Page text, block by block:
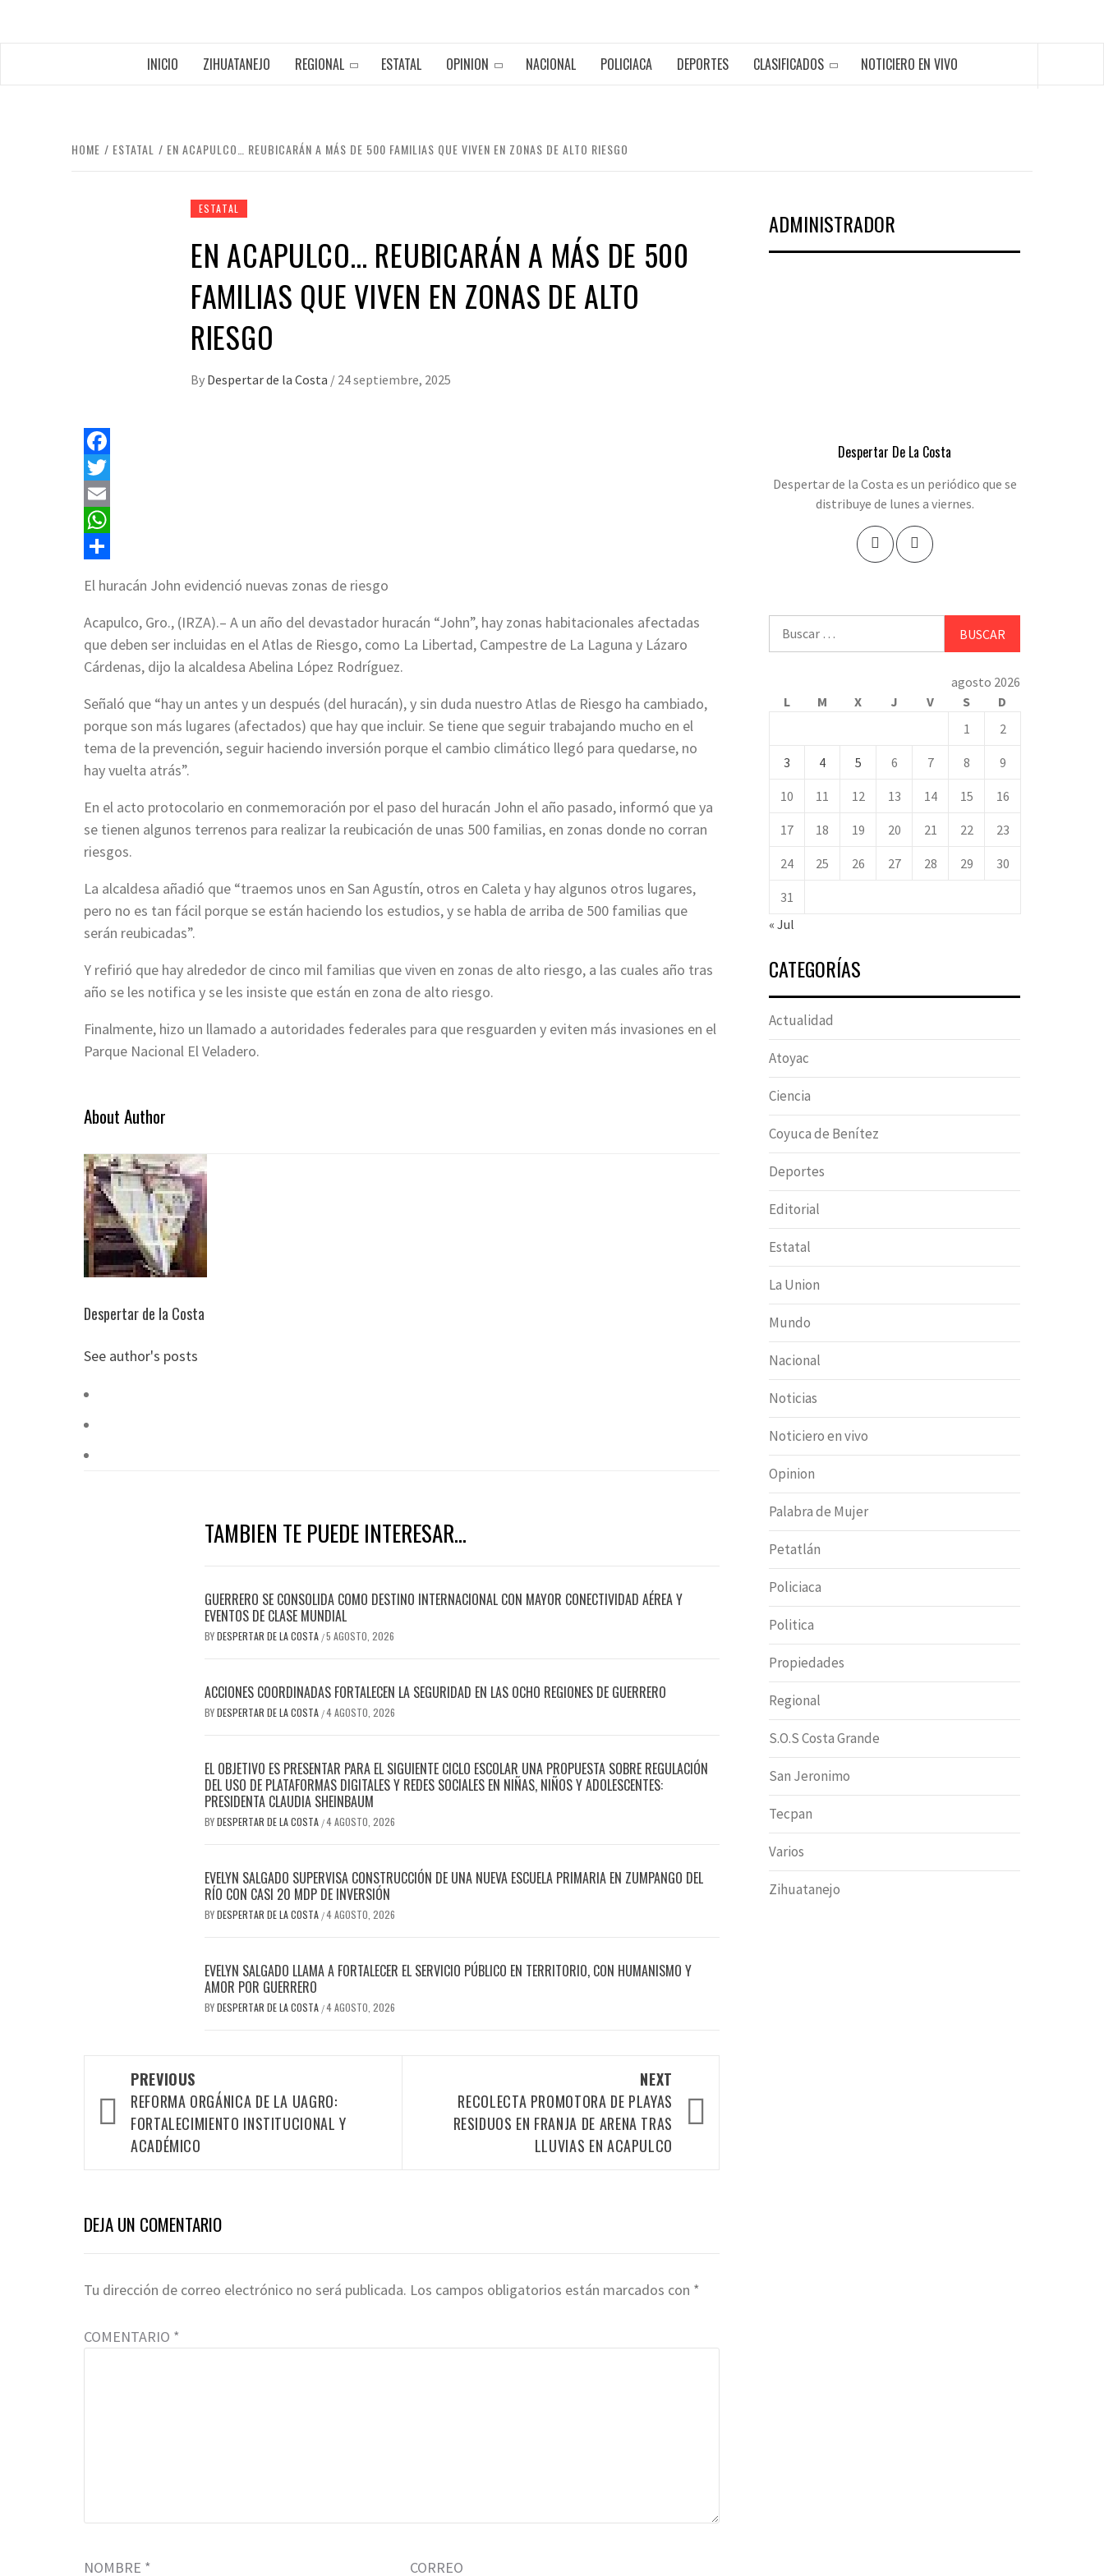
INICIO ZIHUATANEJO REGIONAL ESTATAL OPINION NACIONAL POLICIACA DEPORTES CLASIFICADOS NOTICIERO EN VIVO
HOME ESTATAL EN ACAPULCO… REUBICARÁN A MÁS DE 500 FAMILIAS QUE VIVEN EN ZONAS DE ALTO RIESGO
ESTATAL
EN ACAPULCO… REUBICARÁN A MÁS DE 500
FAMILIAS QUE VIVEN EN ZONAS DE ALTO
RIESGO
By Despertar de la Costa / 24 septiembre, 2025
Facebook
Twitter
Email
WhatsApp
El huracán John evidenció nuevas zonas de riesgo
Acapulco, Gro., (IRZA).– A un año del devastador huracán “John”, hay zonas habitacionales afectadas
que deben ser incluidas en el Atlas de Riesgo, como La Libertad, Campestre de La Laguna y Lázaro
Cárdenas, dijo la alcaldesa Abelina López Rodríguez.
Señaló que “hay un antes y un después (del huracán), y sin duda nuestro Atlas de Riesgo ha cambiado,
porque son más lugares (afectados) que hay que incluir. Se tiene que seguir trabajando mucho en el
tema de la prevención, seguir haciendo inversión porque el cambio climático llegó para quedarse, no
hay vuelta atrás”.
En el acto protocolario en conmemoración por el paso del huracán John el año pasado, informó que ya
se tienen algunos terrenos para realizar la reubicación de unas 500 familias, en zonas donde no corran
riesgos.
La alcaldesa añadió que “traemos unos en San Agustín, otros en Caleta y hay algunos otros lugares,
pero no es tan fácil porque se están haciendo los estudios, y se habla de arriba de 500 familias que
serán reubicadas”.
Y refirió que hay alrededor de cinco mil familias que viven en zonas de alto riesgo, a las cuales año tras
año se les notifica y se les insiste que están en zona de alto riesgo.
Finalmente, hizo un llamado a autoridades federales para que resguarden y eviten más invasiones en el
Parque Nacional El Veladero.
About Author
Despertar de la Costa
See author's posts
TAMBIEN TE PUEDE INTERESAR...
GUERRERO SE CONSOLIDA COMO DESTINO INTERNACIONAL CON MAYOR CONECTIVIDAD AÉREA Y
EVENTOS DE CLASE MUNDIAL
BYDESPERTAR DE LA COSTA /5 AGOSTO, 2026
ACCIONES COORDINADAS FORTALECEN LA SEGURIDAD EN LAS OCHO REGIONES DE GUERRERO
BYDESPERTAR DE LA COSTA /4 AGOSTO, 2026
EL OBJETIVO ES PRESENTAR PARA EL SIGUIENTE CICLO ESCOLAR UNA PROPUESTA SOBRE REGULACIÓN
DEL USO DE PLATAFORMAS DIGITALES Y REDES SOCIALES EN NIÑAS, NIÑOS Y ADOLESCENTES:
PRESIDENTA CLAUDIA SHEINBAUM
BYDESPERTAR DE LA COSTA /4 AGOSTO, 2026
EVELYN SALGADO SUPERVISA CONSTRUCCIÓN DE UNA NUEVA ESCUELA PRIMARIA EN ZUMPANGO DEL
RÍO CON CASI 20 MDP DE INVERSIÓN
BYDESPERTAR DE LA COSTA /4 AGOSTO, 2026
EVELYN SALGADO LLAMA A FORTALECER EL SERVICIO PÚBLICO EN TERRITORIO, CON HUMANISMO Y
AMOR POR GUERRERO
BYDESPERTAR DE LA COSTA /4 AGOSTO, 2026
navigation
PREVIOUS
REFORMA ORGÁNICA DE LA UAGRO:
FORTALECIMIENTO INSTITUCIONAL Y
ACADÉMICO
NEXT
RECOLECTA PROMOTORA DE PLAYAS
RESIDUOS EN FRANJA DE ARENA TRAS
LLUVIAS EN ACAPULCO
DEJA UN COMENTARIO
Tu dirección de correo electrónico no será publicada. Los campos obligatorios están marcados con *
COMENTARIO *
NOMBRE * CORREO
ADMINISTRADOR
Despertar De La Costa
Despertar de la Costa es un periódico que se
distribuye de lunes a viernes.
agosto 2026
L
M X J V S
D
1
2
3 4 5 6 7 8 9
10 11 12 13 14 15 16
17 18 19 20 21 22 23
24 25 26 27 28 29 30
31
« Jul
CATEGORÍAS
Actualidad
Atoyac
Ciencia
Coyuca de Benítez
Deportes
Editorial
Estatal
La Union
Mundo
Nacional
Noticias
Noticiero en vivo
Opinion
Palabra de Mujer
Petatlán
Policiaca
Politica
Propiedades
Regional
S.O.S Costa Grande
San Jeronimo
Tecpan
Varios
Zihuatanejo